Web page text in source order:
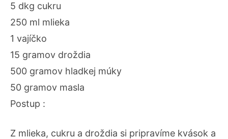
5 dkg cukru
250 ml mlieka
1 vajíčko
15 gramov droždia
500 gramov hladkej múky
50 gramov masla
Postup :
Z mlieka, cukru a droždia si pripravíme kvások a